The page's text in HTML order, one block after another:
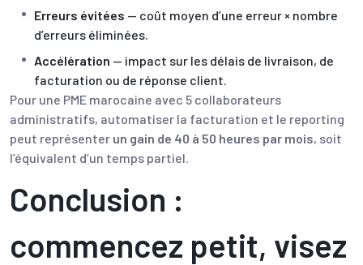
Erreurs évitées — coût moyen d’une erreur × nombre
d’erreurs éliminées.
Accélération — impact sur les délais de livraison, de
facturation ou de réponse client.
Pour une PME marocaine avec 5 collaborateurs
administratifs, automatiser la facturation et le reporting
peut représenter un gain de 40 à 50 heures par mois, soit
l’équivalent d’un temps partiel.
Conclusion :
commencez petit, visez